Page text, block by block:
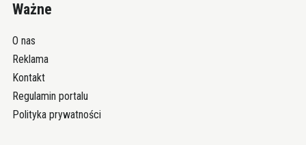
Ważne
O nas
Reklama
Kontakt
Regulamin portalu
Polityka prywatności